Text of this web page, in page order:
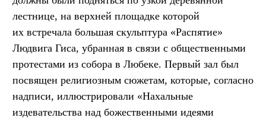
лестнице, на верхней площадке которой
их встречала большая скульптура «Распятие»
Людвига Гиса, убранная в связи с общественными
протестами из собора в Любеке. Первый зал был
посвящен религиозным сюжетам, которые, согласно
надписи, иллюстрировали «Нахальные
издевательства над божественными идеями